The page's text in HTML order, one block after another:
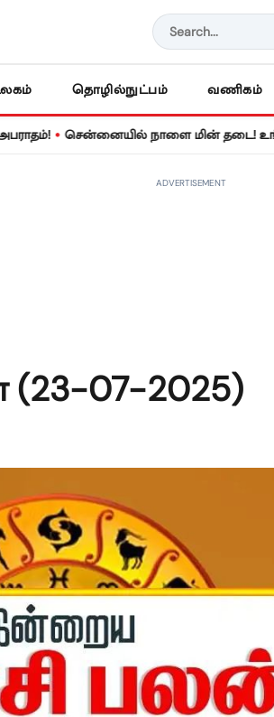
தொழில்நுட்பம் வணிகம்
• சென்னையில் நாளை மின் தடை! உங்கள்
ADVERTISEMENT
07-2025)